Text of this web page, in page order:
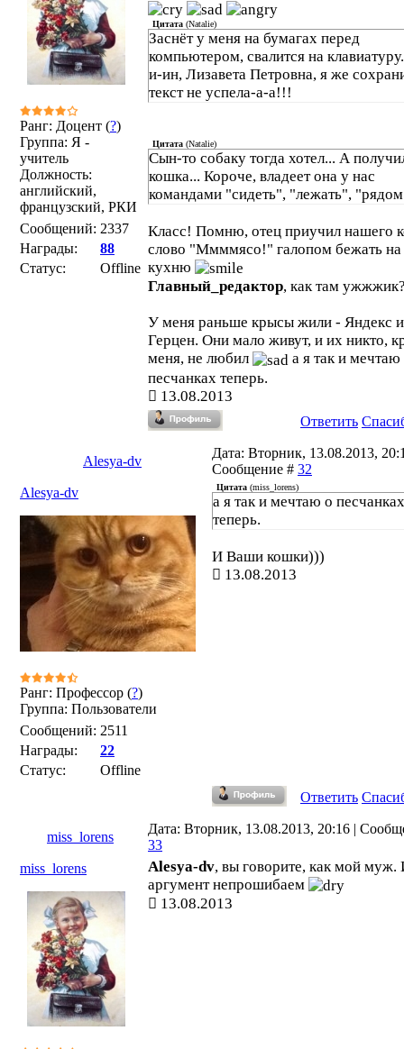
Ранг: Доцент (?)
Группа: Я -
учитель
Должность:
английский,
французский, РКИ
Сообщений: 2337
Награды:
88
Статус:
Offline
Цитата (Natalie)
Заснёт у меня на бумагах перед
компьютером, свалится на
и-ин, Лизавета Петровна, я же
текст не успела-а-а!!!
Цитата (Natalie)
Сын-то собаку тогда хотел... А
кошка... Короче, владеет она у нас
командами "сидеть", "лежать",
Класс! Помню, отец приучил нашего
слово "Ммммясо!" галопом бежать на
кухню
Главный_редактор, как там
У меня раньше крысы жили - Яндекс и
Герцен. Они мало живут, и их никто,
меня, не любил
а я так и мечтаю
песчанках теперь.
13.08.2013
Ответить
Alesya-dv
Дата: Вторник, 13.08.2013,
Сообщение # 32
Alesya-dv
Ранг: Профессор (?)
Группа: Пользователи
Сообщений: 2511
Награды:
22
Статус:
Offline
Цитата (miss_lorens)
а я так и мечтаю о песчанках
теперь.
И Ваши кошки)))
13.08.2013
Ответить
miss_lorens
Дата: Вторник, 13.08.2013, 20:16 |
33
miss_lorens
Alesya-dv, вы говорите, как мой муж.
аргумент непрошибаем
13.08.2013